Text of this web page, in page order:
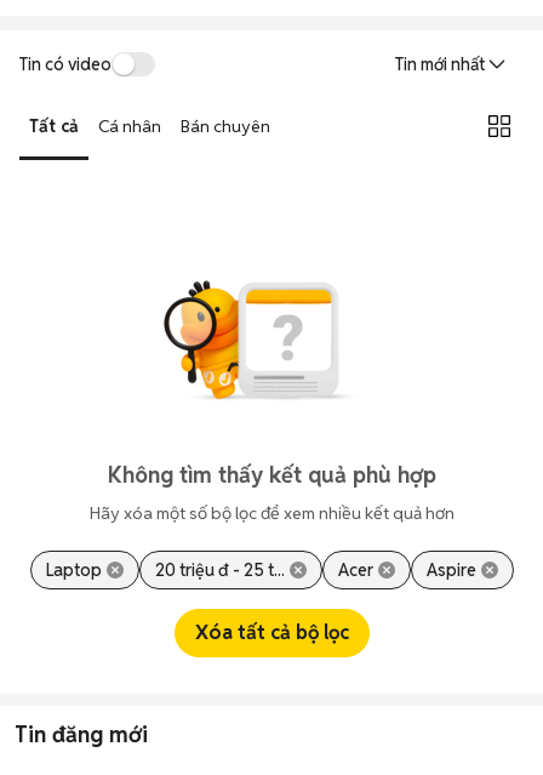
Tin có video Tin mới nhất
Tất cả Cá nhân Bán chuyên
Không tìm thấy kết quả phù hợp
Hãy xóa một số bộ lọc để xem nhiều kết quả hơn
Laptop 20 triệu đ - 25 t... Acer Aspire
Xóa tất cả bộ lọc
Tin đăng mới